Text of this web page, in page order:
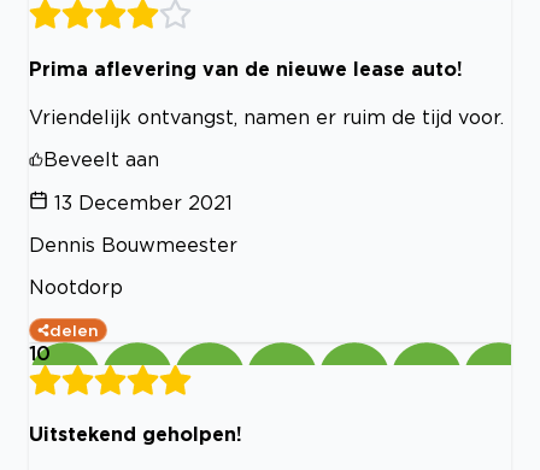
Prima aflevering van de nieuwe lease auto!
Vriendelijk ontvangst, namen er ruim de tijd voor.
Beveelt aan
13 December 2021
Dennis Bouwmeester
Nootdorp
delen
10
Uitstekend geholpen!